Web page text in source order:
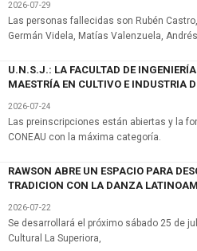
2026-07-29
Las personas fallecidas son Rubén
Germán Videla, Matías Valenzuela,
U.N.S.J.: LA FACULTAD DE
MAESTRÍA EN CULTIVO E INDUSTRIA
2026-07-24
Las preinscripciones están abiertas y la
CONEAU con la máxima categoría.
RAWSON ABRE UN ESPACIO PARA
TRADICION CON LA DANZA
2026-07-22
Se desarrollará el próximo sábado 25 de
Cultural La Superiora,